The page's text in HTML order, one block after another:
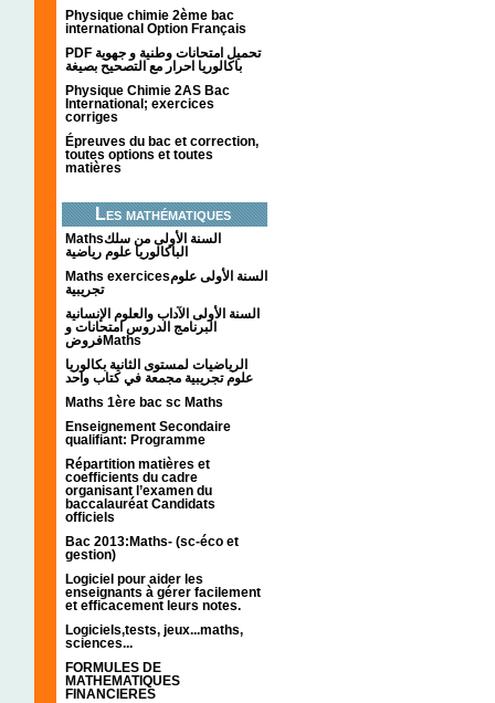
Physique chimie 2ème bac
international Option Français
PDF تحميل امتحانات وطنية و جهوية
باكالوريا احرار مع التصحيح بصيغة
Physique Chimie 2AS Bac
International; exercices
corriges
Épreuves du bac et correction,
toutes options et toutes
matières
Les mathématiques
Mathsالسنة الأولى من سلك
الباكالوريا علوم رياضية
Maths exercicesالسنة الأولى علوم
تجريبية
السنة الأولى الآداب والعلوم الإنسانية
البرنامج الدروس امتحانات و
فروضMaths
الرياضيات لمستوى الثانية بكالوريا
علوم تجريبية مجمعة في كتاب واحد
Maths 1ère bac sc Maths
Enseignement Secondaire
qualifiant: Programme
Répartition matières et
coefficients du cadre
organisant l’examen du
baccalauréat Candidats
officiels
Bac 2013:Maths- (sc-éco et
gestion)
Logiciel pour aider les
enseignants à gérer facilement
et efficacement leurs notes.
Logiciels,tests, jeux...maths,
sciences...
FORMULES DE
MATHEMATIQUES
FINANCIERES